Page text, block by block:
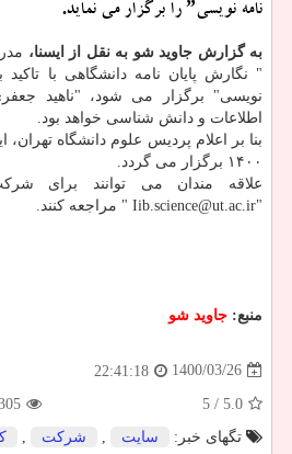
نامه نویسیˮ را برگزار می نماید.
به گزارش جاوید شو به نقل از ایسنا،
" نگارش پایان نامه دانشگاهی با تاکید
نویسی" برگزار می شود، "ناهید
اطلاعات و دانش شناسی خواهد بود.
۱۴۰۰ برگزار می گردد.
علاقه مندان می توانند برای
"Iib.science@ut.ac.ir " مراجعه کنند.
منبع: جاوید شو
1400/03/26
22:41:18
5.0
/ 5
تگهای خبر:
سایت , شركت ,